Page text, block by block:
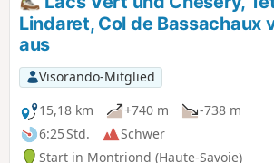
herrlichen Ausblick auf die
umliegenden Gipfel. Der Startpunkt in
Les Lindarets, dem „Ziegendorf”, ist
ungewöhnlich, und die üppige Flora
begleitet Sie auf dem gesamten Weg.
Lindaret, Col de Bassachaux
aus
Visorando-Mitglied
15,18 km
+740 m
-738 m
6:25 Std.
Schwer
Start in Montriond (Haute-Savoie)